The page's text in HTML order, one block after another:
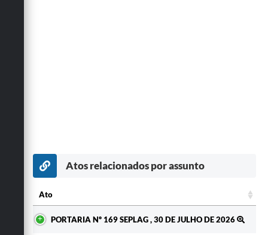
Atos relacionados por assunto
Ato
PORTARIA Nº 169 SEPLAG , 30 DE JULHO DE 2026